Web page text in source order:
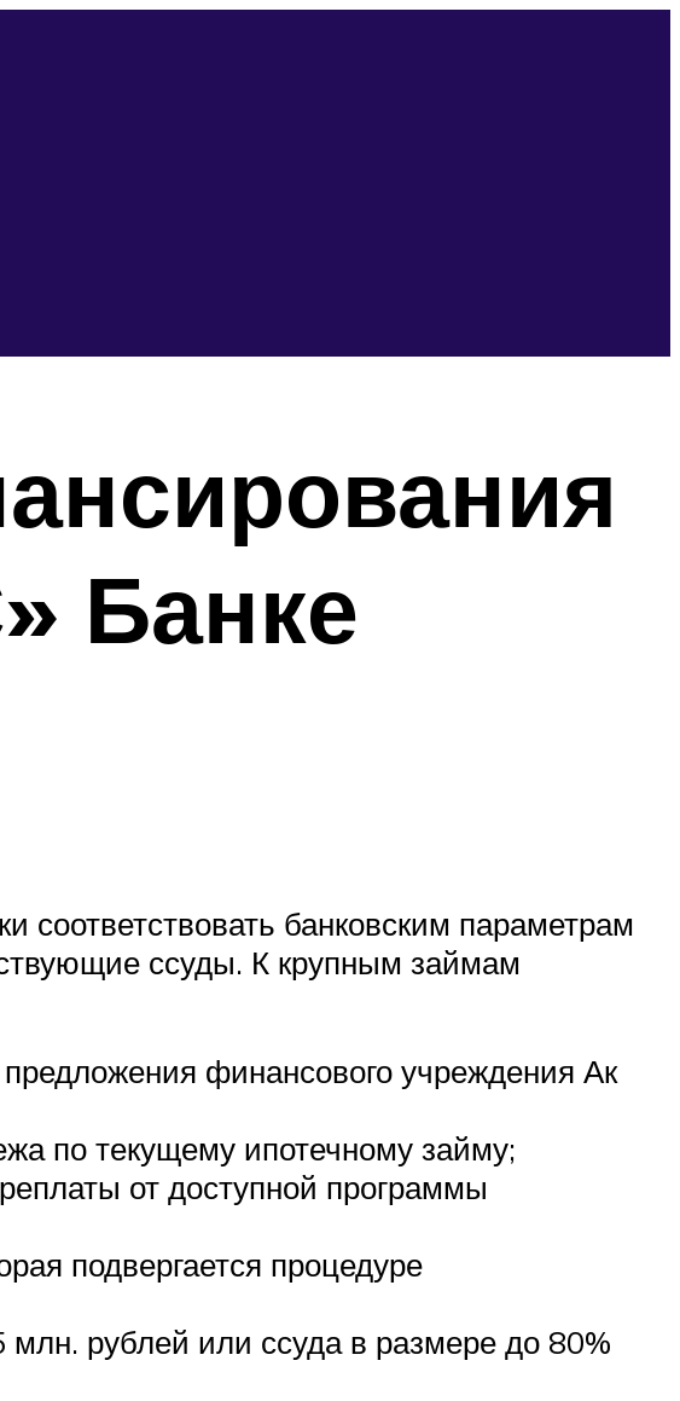
Банке
банковским параметрам
ссуды. К крупным займам
финансового учреждения Ак
по текущему ипотечному займу;
от доступной программы
подвергается процедуре
рублей или ссуда в размере до 80%